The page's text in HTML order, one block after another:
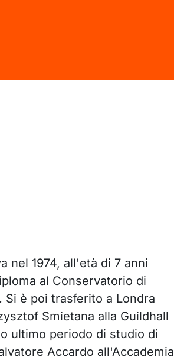
nel 1974, all'età di 7 anni
al Conservatorio di
Si è poi trasferito a Londra
Smietana alla Guildhall
ultimo periodo di studio di
Accardo all'Accademia